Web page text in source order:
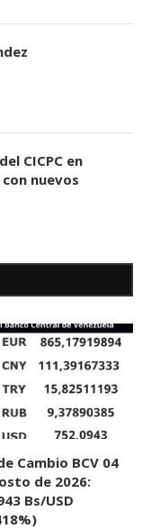
CICPC en
nuevos
Cambio BCV 04
de 2026:
Bs/USD